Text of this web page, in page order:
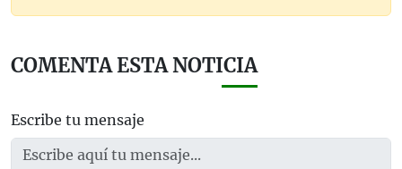
COMENTA ESTA NOTICIA
Escribe tu mensaje